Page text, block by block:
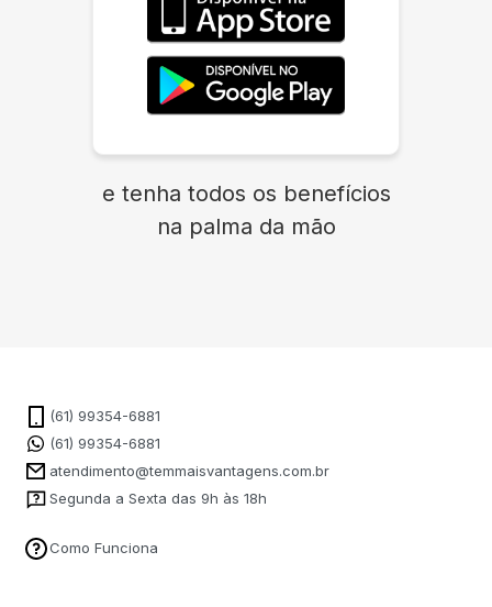
e tenha todos os benefícios
na palma da mão
(61) 99354-6881
(61) 99354-6881
atendimento@temmaisvantagens.com.br
Segunda a Sexta das 9h às 18h
Como Funciona